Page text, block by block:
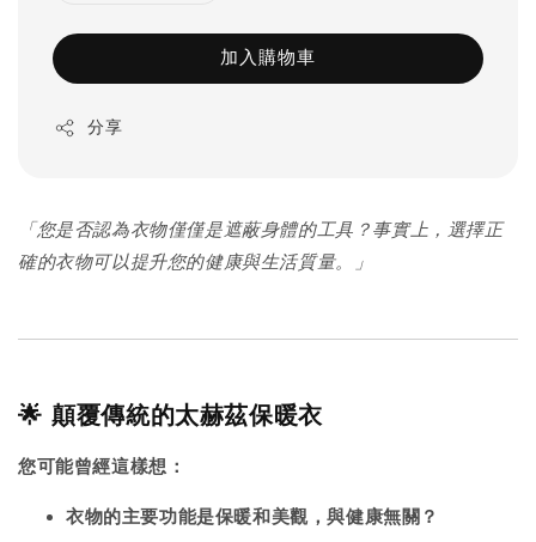
加入購物車
分享
「您是否認為衣物僅僅是遮蔽身體的工具？事實上，選擇正
確的衣物可以提升您的健康與生活質量。」
🌟 顛覆傳統的太赫茲保暖衣
您可能曾經這樣想：
衣物的主要功能是保暖和美觀，與健康無關？